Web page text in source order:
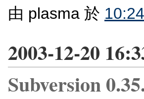
由 plasma 於
2003-12-20
Subversion